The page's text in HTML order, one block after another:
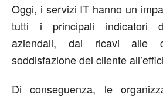
Oggi, i servizi IT hanno un
tutti i principali indicatori
aziendali, dai ricavi alle
soddisfazione del cliente
Di conseguenza, le